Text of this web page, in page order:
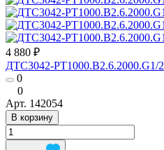
4 880 ₽
ДТС3042-РТ1000.В2.6.2000.G1/2
0
0
Арт. 142054
В корзину